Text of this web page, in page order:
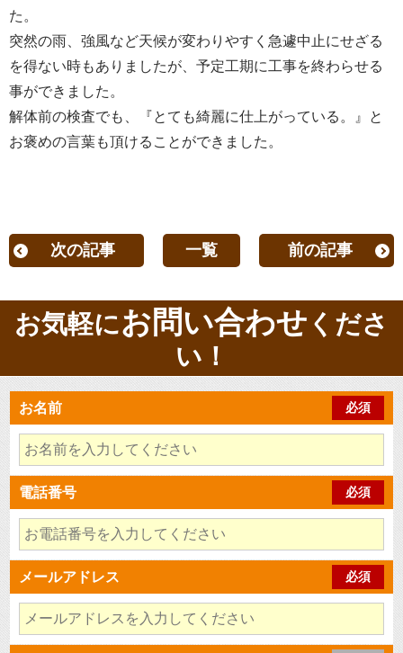
た。
突然の雨、強風など天候が変わりやすく急遽中止にせざる
を得ない時もありましたが、予定工期に工事を終わらせる
事ができました。
解体前の検査でも、『とても綺麗に仕上がっている。』と
お褒めの言葉も頂けることができました。
次の記事 一覧 前の記事
お気軽にお問い合わせ くださ
い！
お名前 必須
電話番号 必須
メールアドレス 必須